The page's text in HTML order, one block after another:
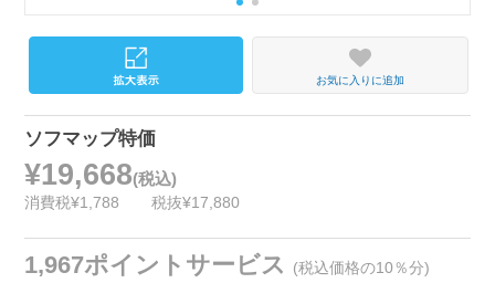
お気に入りに追加
ソフマップ特価
¥19,668(税込)
消費税¥1,788 税抜¥17,880
1,967ポイントサービス (税込価格の10％分)